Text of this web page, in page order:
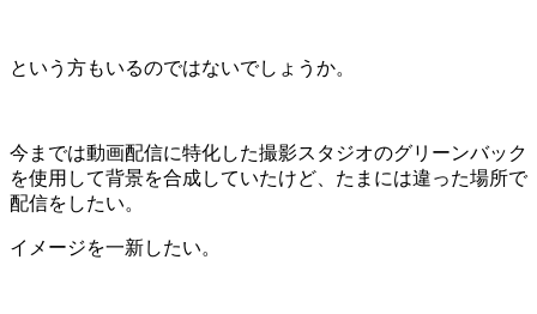
という方もいるのではないでしょうか。
今までは動画配信に特化した撮影スタジオのグリーンバック
を使用して背景を合成していたけど、たまには違った場所で
配信をしたい。
イメージを一新したい。